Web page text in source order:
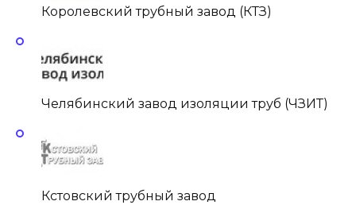
Королевский трубный завод (КТЗ)
Челябинский завод изоляции труб (ЧЗИТ)
Кстовский трубный завод